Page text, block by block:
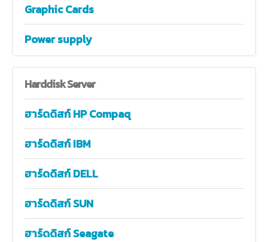
Graphic Cards
Power supply
HarddiskServer
ฮาร์ดดิสก์ HP Compaq
ฮาร์ดดิสก์ IBM
ฮาร์ดดิสก์ DELL
ฮาร์ดดิสก์ SUN
ฮาร์ดดิสก์ Seagate